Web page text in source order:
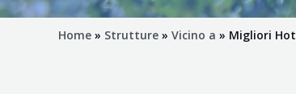
Home » Strutture » Vicino a » Migliori